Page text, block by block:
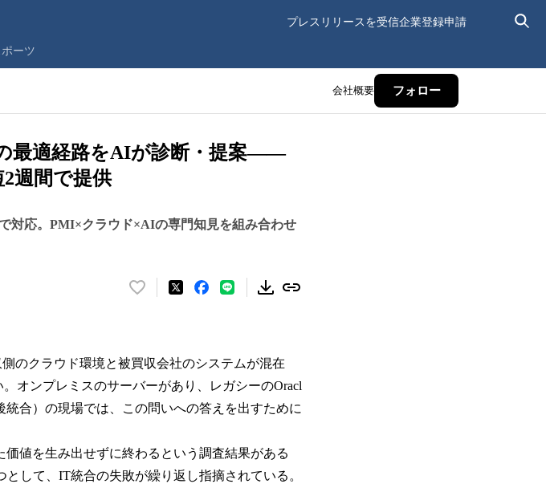
プレスリリースを受信企業登録申請
ーツ
会社概要 フォロー
最適経路をAIが診断・提案——
週間で提供
対応。PMI×クラウド×AIの専門知見を組み合わせ
い
数
を
み
み
中
で
のクラウド環境と被買収会社のシステムが混在
オンプレミスのサーバーがあり、レガシーのOracl
合）の現場では、この問いへの答えを出すために
値を生み出せずに終わるという調査結果がある
として、IT統合の失敗が繰り返し指摘されている。